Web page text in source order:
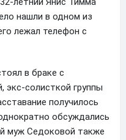
нашли в одном из
лежал телефон с
в браке с
экс-солисткой группы
получилось
обсуждались
муж Седоковой также